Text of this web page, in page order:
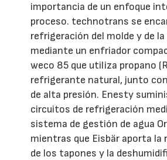
importancia de un enfoque
proceso. technotrans se
refrigeración del molde y de la
mediante un enfriador
weco 85 que utiliza propano
refrigerante natural, junto
de alta presión. Enesty
circuitos de refrigeración
sistema de gestión de agua
mientras que Eisbär aporta la
de los tapones y la